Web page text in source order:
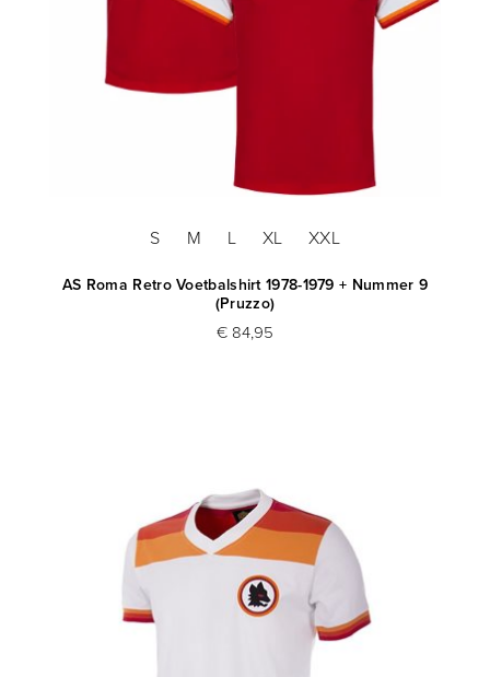
S M L XL XXL
AS Roma Retro Voetbalshirt 1978-1979 + Nummer 9
(Pruzzo)
€ 84,95